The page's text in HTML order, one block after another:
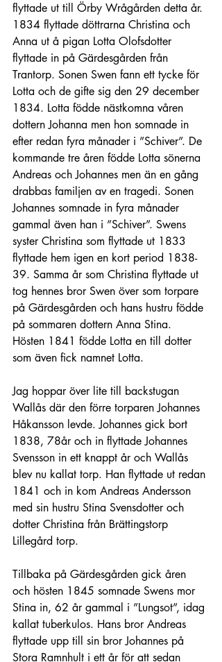
flyttade ut till Örby Wrågården detta år.
1834 flyttade döttrarna Christina och
Anna ut å pigan Lotta Olofsdotter
flyttade in på Gärdesgården från
Trantorp. Sonen Swen fann ett tycke för
Lotta och de gifte sig den 29 december
1834. Lotta födde nästkomna våren
dottern Johanna men hon somnade in
efter redan fyra månader i ”Schiver”. De
kommande tre åren födde Lotta sönerna
Andreas och Johannes men än en gång
drabbas familjen av en tragedi. Sonen
Johannes somnade in fyra månader
gammal även han i ”Schiver”. Swens
syster Christina som flyttade ut 1833
flyttade hem igen en kort period 1838-
39. Samma år som Christina flyttade ut
tog hennes bror Swen över som torpare
på Gärdesgården och hans hustru födde
på sommaren dottern Anna Stina.
Hösten 1841 födde Lotta en till dotter
som även fick namnet Lotta.
Jag hoppar över lite till backstugan
Wallås där den förre torparen Johannes
Håkansson levde. Johannes gick bort
1838, 78år och in flyttade Johannes
Svensson in ett knappt år och Wallås
blev nu kallat torp. Han flyttade ut redan
1841 och in kom Andreas Andersson
med sin hustru Stina Svensdotter och
dotter Christina från Brättingstorp
Lillegård torp.
Tillbaka på Gärdesgården gick åren
och hösten 1845 somnade Swens mor
Stina in, 62 år gammal i ”Lungsot”, idag
kallat tuberkulos. Hans bror Andreas
flyttade upp till sin bror Johannes på
Stora Ramnhult i ett år för att sedan